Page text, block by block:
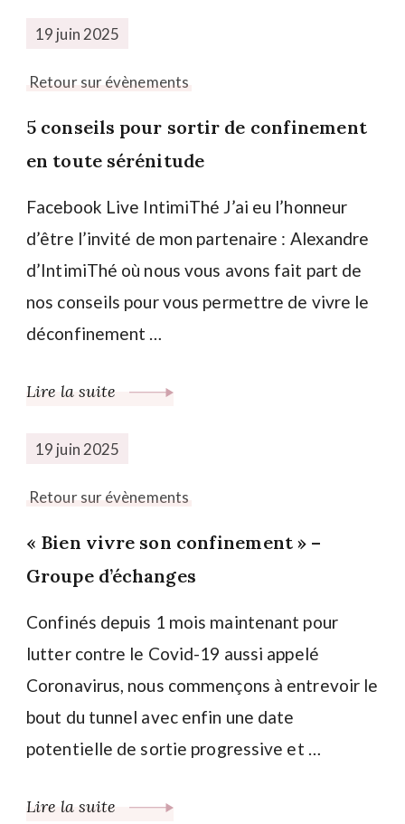
19 juin 2025
Retour sur évènements
5 conseils pour sortir de confinement
en toute sérénitude
Facebook Live IntimiThé J’ai eu l’honneur
d’être l’invité de mon partenaire : Alexandre
d’IntimiThé où nous vous avons fait part de
nos conseils pour vous permettre de vivre le
déconfinement …
Lire la suite
19 juin 2025
Retour sur évènements
« Bien vivre son confinement » –
Groupe d’échanges
Confinés depuis 1 mois maintenant pour
lutter contre le Covid-19 aussi appelé
Coronavirus, nous commençons à entrevoir le
bout du tunnel avec enfin une date
potentielle de sortie progressive et …
Lire la suite